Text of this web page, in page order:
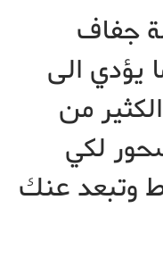
جفاف
يؤدي الى
من
لكي
وتبعد عنك